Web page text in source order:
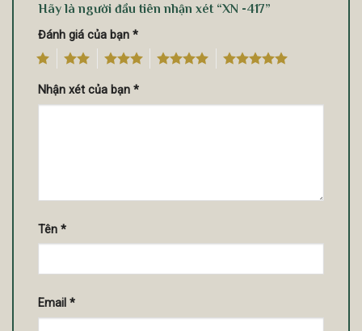
Hãy là người đầu tiên nhận xét “XN -417”
Đánh giá của bạn *
4 5
Nhận xét của bạn *
Tên *
Email *